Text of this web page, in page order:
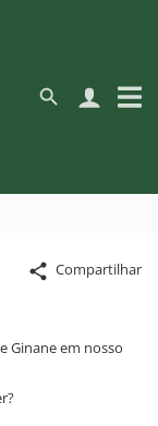
Compartilhar
Ginane em nosso